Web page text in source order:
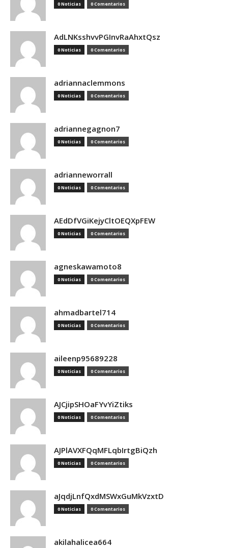
0 Noticias 0 Comentarios
AdLNKsshvvPGInvRaAhxtQsz
0 Noticias 0 Comentarios
adriannaclemmons
0 Noticias 0 Comentarios
adriannegagnon7
0 Noticias 0 Comentarios
adrianneworrall
0 Noticias 0 Comentarios
AEdDfVGiKejyCltOEQXpFEW
0 Noticias 0 Comentarios
agneskawamoto8
0 Noticias 0 Comentarios
ahmadbartel714
0 Noticias 0 Comentarios
aileenp95689228
0 Noticias 0 Comentarios
AJCjipSHOaFYvYiZtiks
0 Noticias 0 Comentarios
AJPlAVXFQqMFLqbIrtgBiQzh
0 Noticias 0 Comentarios
aJqdjLnfQxdMSWxGuMkVzxtD
0 Noticias 0 Comentarios
akilahalicea664